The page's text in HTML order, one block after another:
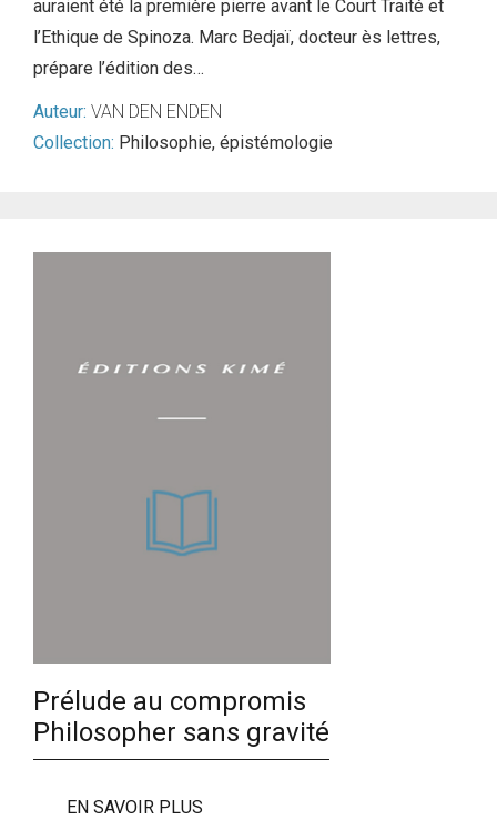
auraient été la première pierre avant le Court Traité et
l’Ethique de Spinoza. Marc Bedjaï, docteur ès lettres,
prépare l’édition des…
Auteur: VAN DEN ENDEN
Collection: Philosophie, épistémologie
Prélude au compromis
Philosopher sans gravité
EN SAVOIR PLUS